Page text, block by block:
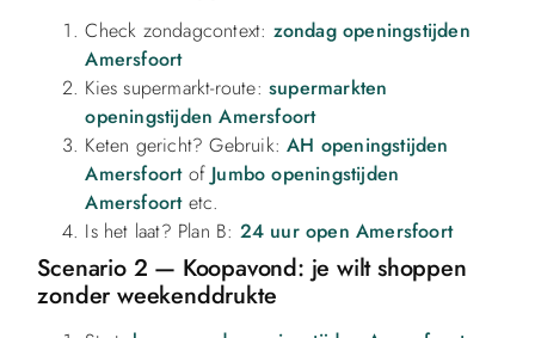
Check zondagcontext: zondag openingstijden
Amersfoort
Kies supermarkt-route: supermarkten
openingstijden Amersfoort
Keten gericht? Gebruik:AH openingstijden
Amersfoortof Jumbo openingstijden
Amersfoortetc.
Is het laat? Plan B: 24 uur open Amersfoort
Scenario 2 — Koopavond: je wilt shoppen
zonder weekenddrukte